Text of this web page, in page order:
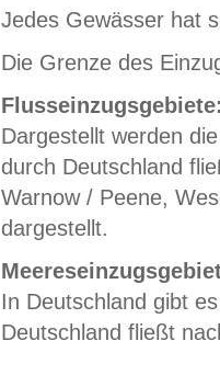
Jedes Gewässer hat
Die Grenze des
Dargestellt werden
durch Deutschland
Warnow / Peene,
dargestellt.
In Deutschland gibt
Deutschland fließt